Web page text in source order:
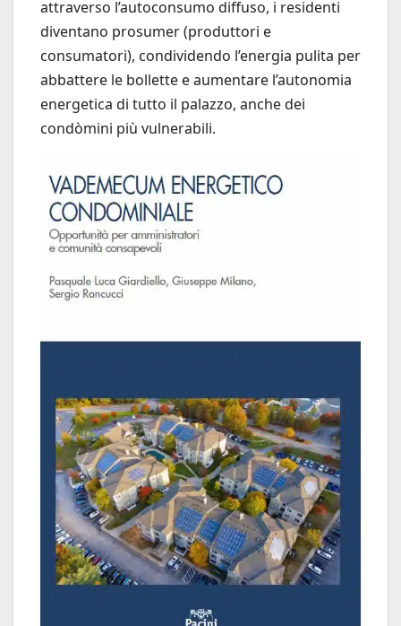
attraverso l’autoconsumo diffuso, i residenti
diventano prosumer (produttori e
consumatori), condividendo l’energia pulita per
abbattere le bollette e aumentare l’autonomia
energetica di tutto il palazzo, anche dei
condòmini più vulnerabili.